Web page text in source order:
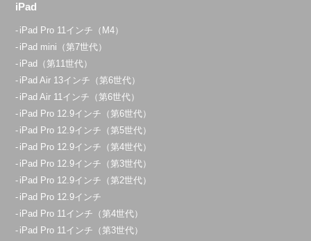
iPad
iPad Pro 11インチ（M4）
iPad mini（第7世代）
iPad（第11世代）
iPad Air 13インチ（第6世代）
iPad Air 11インチ（第6世代）
iPad Pro 12.9インチ（第6世代）
iPad Pro 12.9インチ（第5世代）
iPad Pro 12.9インチ（第4世代）
iPad Pro 12.9インチ（第3世代）
iPad Pro 12.9インチ（第2世代）
iPad Pro 12.9インチ
iPad Pro 11インチ（第4世代）
iPad Pro 11インチ（第3世代）